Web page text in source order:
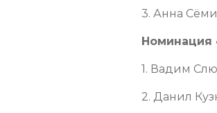
3. Анна
Номинация
1. Вадим
2. Данил